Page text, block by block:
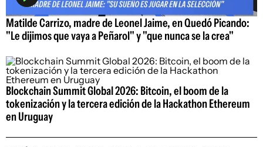
Matilde Carrizo, madre de Leonel Jaime, en Quedó Picando:
"Le dijimos que vaya a Peñarol" y "que nunca se la crea"
Blockchain Summit Global 2026: Bitcoin, el boom de la
tokenización y la tercera edición de la Hackathon Ethereum
en Uruguay